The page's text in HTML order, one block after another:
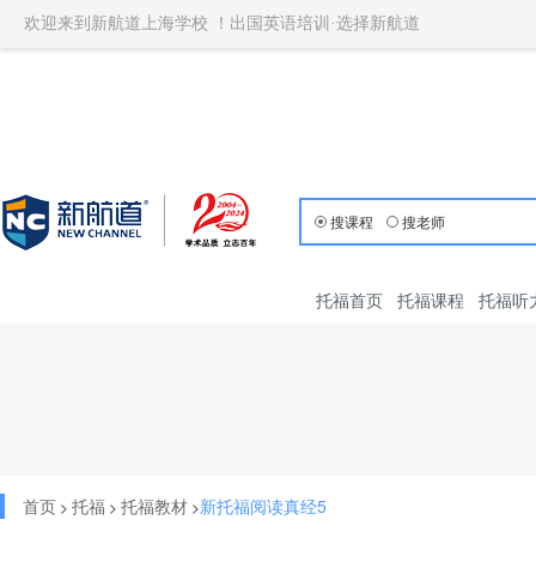
欢迎来到新航道上海学校 ！出国英语培训·选择新航道
搜课程 搜老师
托福首页 托福课程 托福听
首页 > 托福 > 托福教材 >新托福阅读真经5